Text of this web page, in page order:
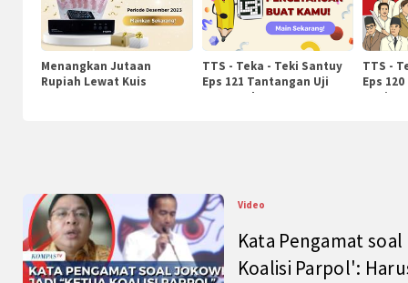
Menangkan Jutaan
Rupiah Lewat Kuis
TTS - Teka - Teki Santuy
Eps 121 Tantangan Uji
Pengetahuan
TTS -
Eps
Video
Kata Pengamat
Koalisi Parpol':